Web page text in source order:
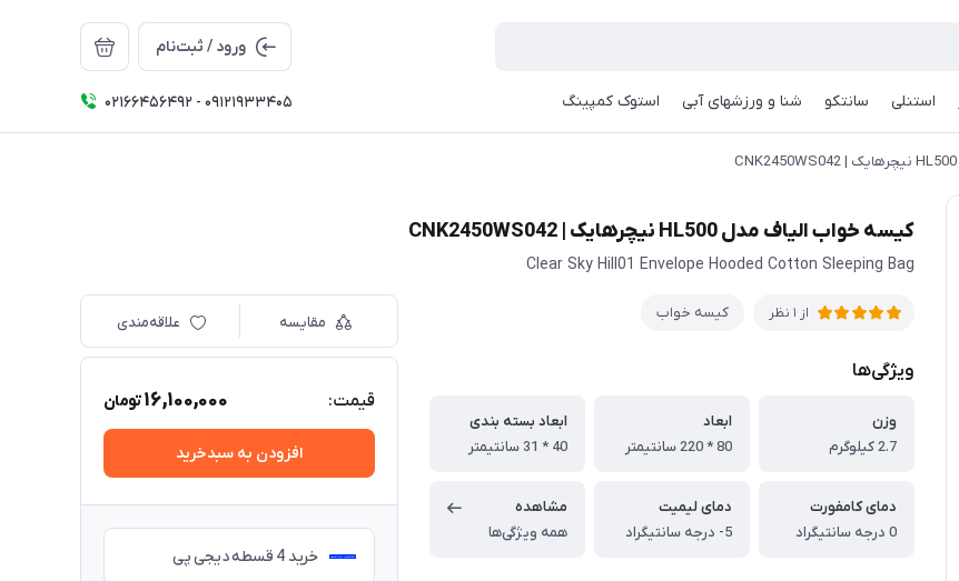
ورود / ثبت‌نام
استنلی سانتکو شنا و ورزشهای آبی استوک کمپینگ 02166456492 - 09121933405
کیسه خواب الیاف مدل HL500 نیچرهایک | CNK2450WS042
Clear Sky Hill01 Envelope Hooded Cotton Sleeping Bag
از 1 نظر کیسه خواب
ویژگی‌ها
وزن
2.7 کیلوگرم
ابعاد
80 * 220 سانتیمتر
ابعاد بسته بندی
40 * 31 سانتیمتر
دمای کامفورت
0 درجه سانتیگراد
دمای لیمیت
5- درجه سانتیگراد
مشاهده
همه ویژگی‌ها
مقایسه علاقه‌مندی
قیمت: 16,100,000تومان
افزودن به سبدخرید
خرید 4 قسطه دیجی پی